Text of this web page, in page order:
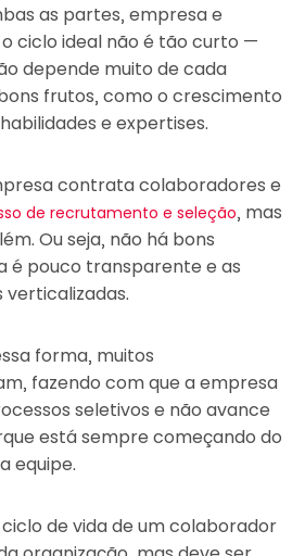
as partes, empresa e
o ciclo ideal não é tão curto —
depende muito de cada
frutos, como o crescimento
e expertises.
contrata colaboradores e
de recrutamento e seleção, mas
Ou seja, não há bons
é pouco transparente e as
verticalizadas.
forma, muitos
fazendo com que a empresa
seletivos e não avance
está sempre começando do
equipe.
de vida de um colaborador